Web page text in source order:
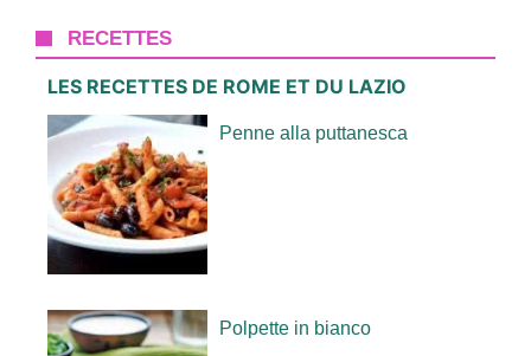
RECETTES
LES RECETTES DE ROME ET DU LAZIO
Penne alla puttanesca
Polpette in bianco